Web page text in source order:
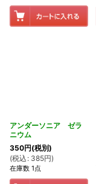
アンダーソニア ゼラ
ニウム
350円(税別)
(税込 : 385円)
在庫数 1点